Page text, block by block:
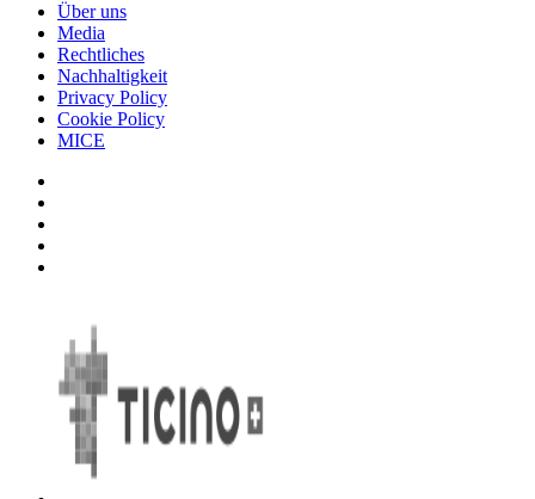
Über uns
Media
Rechtliches
Nachhaltigkeit
Privacy Policy
Cookie Policy
MICE